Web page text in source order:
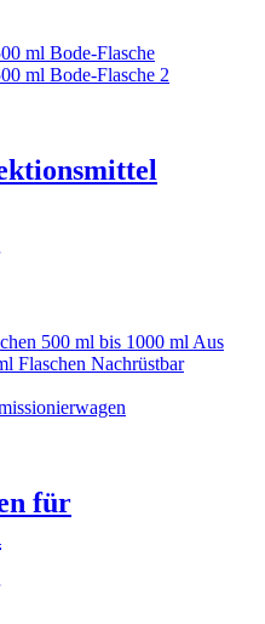
500 ml bis 1000 ml Aus
Flaschen Nachrüstbar
für